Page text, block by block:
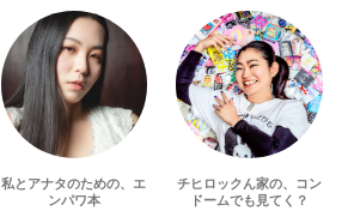
私とアナタのための、エ
ンパワ本
チヒロックん家の、コン
ドームでも見てく？